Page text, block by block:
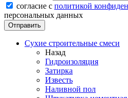
согласие с политикой
персональных данных
Сухие строительные смеси
Назад
Гидроизоляция
Затирка
Известь
Наливной пол